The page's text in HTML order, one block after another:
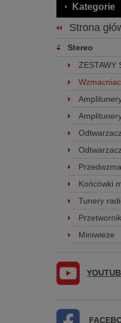
Kategorie
Strona
Stereo
ZESTAWY
Końcówki
Tunery
Miniwieże